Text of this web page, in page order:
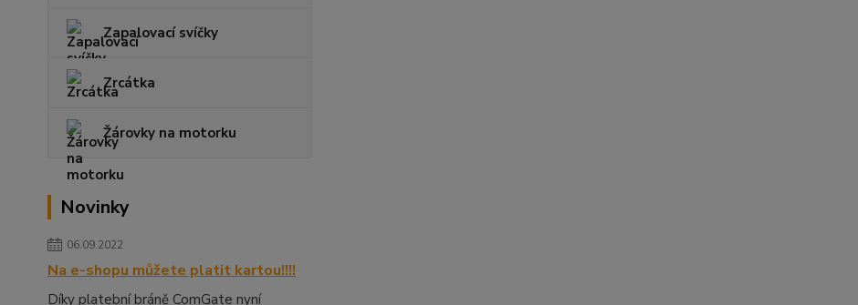
Zapalovací svíčky
Zrcátka
Žárovky na motorku
Novinky
06.09.2022
Na e-shopu můžete platit kartou!!!!
Díky platební bráně ComGate nyní